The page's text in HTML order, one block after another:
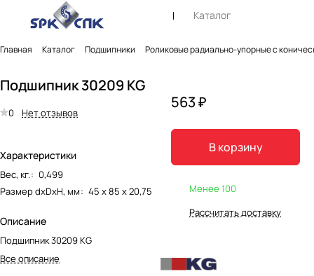
Каталог
Главная Каталог Подшипники Роликовые радиально-упорные с
Подшипник 30209 KG
0 Нет отзывов
Характеристики
Вес, кг.: 0,499
Размер dxDxH, мм: 45 х 85 х 20,75
Описание
Подшипник 30209 KG
Все описание
563 ₽
В корзину
Менее 100
Рассчитать доставку